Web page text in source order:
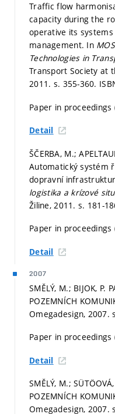
Traffic flow
capacity during the
operative its
management. In
Technologies in
Transport Society at
2011. s. 355-360.
Paper in
Detail
ŠČERBA, M.;
Automatický systém
dopravní
logistika a krízové
Žiline, 2011. s. 181-
Paper in
Detail
2007
SMĚLÝ, M.; BIJOK, P.
POZEMNÍCH
Omegadesign, 2007.
Paper in
Detail
SMĚLÝ, M.;
POZEMNÍCH
Omegadesign, 2007.